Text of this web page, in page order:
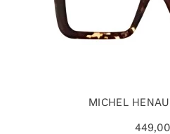
MICHEL